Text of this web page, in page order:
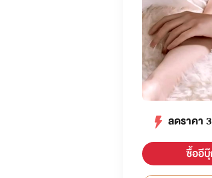
ลดราคา
ซื้ออี